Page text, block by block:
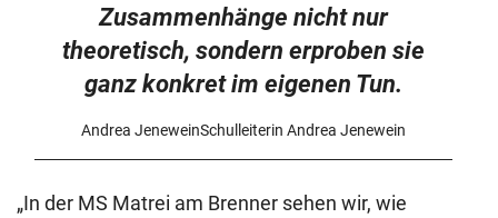
Zusammenhänge nicht nur
theoretisch, sondern erproben sie
ganz konkret im eigenen Tun.
Andrea JeneweinSchulleiterin Andrea Jenewein
„In der MS Matrei am Brenner sehen wir, wie